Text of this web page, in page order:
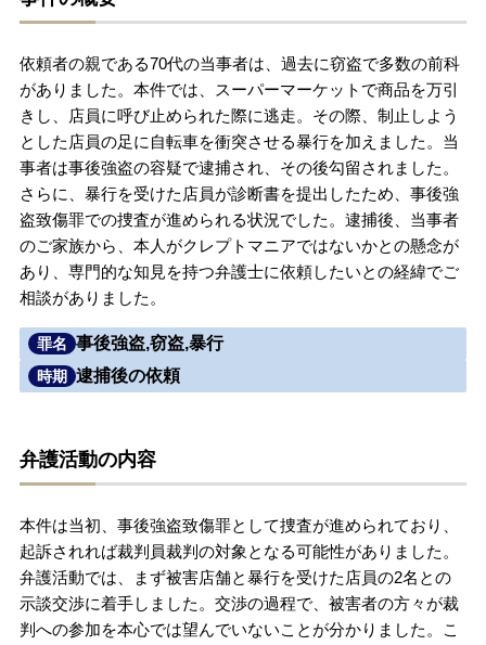
解決実績
ご依頼者からのお手紙
無料相談の口コミ評判
刑事事件について 知りたい方
刑事事件データベース
依頼者の親である70代の当事者は、過去に窃盗で多数の前科
がありました。本件では、スーパーマーケットで商品を万引
きし、店員に呼び止められた際に逃走。その際、制止しよう
とした店員の足に自転車を衝突させる暴行を加えました。当
事者は事後強盗の容疑で逮捕され、その後勾留されました。
さらに、暴行を受けた店員が診断書を提出したため、事後強
盗致傷罪での捜査が進められる状況でした。逮捕後、当事者
のご家族から、本人がクレプトマニアではないかとの懸念が
あり、専門的な知見を持つ弁護士に依頼したいとの経緯でご
相談がありました。
罪名 事後強盗,窃盗,暴行
時期 逮捕後の依頼
弁護活動の内容
本件は当初、事後強盗致傷罪として捜査が進められており、
起訴されれば裁判員裁判の対象となる可能性がありました。
弁護活動では、まず被害店舗と暴行を受けた店員の2名との
示談交渉に着手しました。交渉の過程で、被害者の方々が裁
判への参加を本心では望んでいないことが分かりました。こ